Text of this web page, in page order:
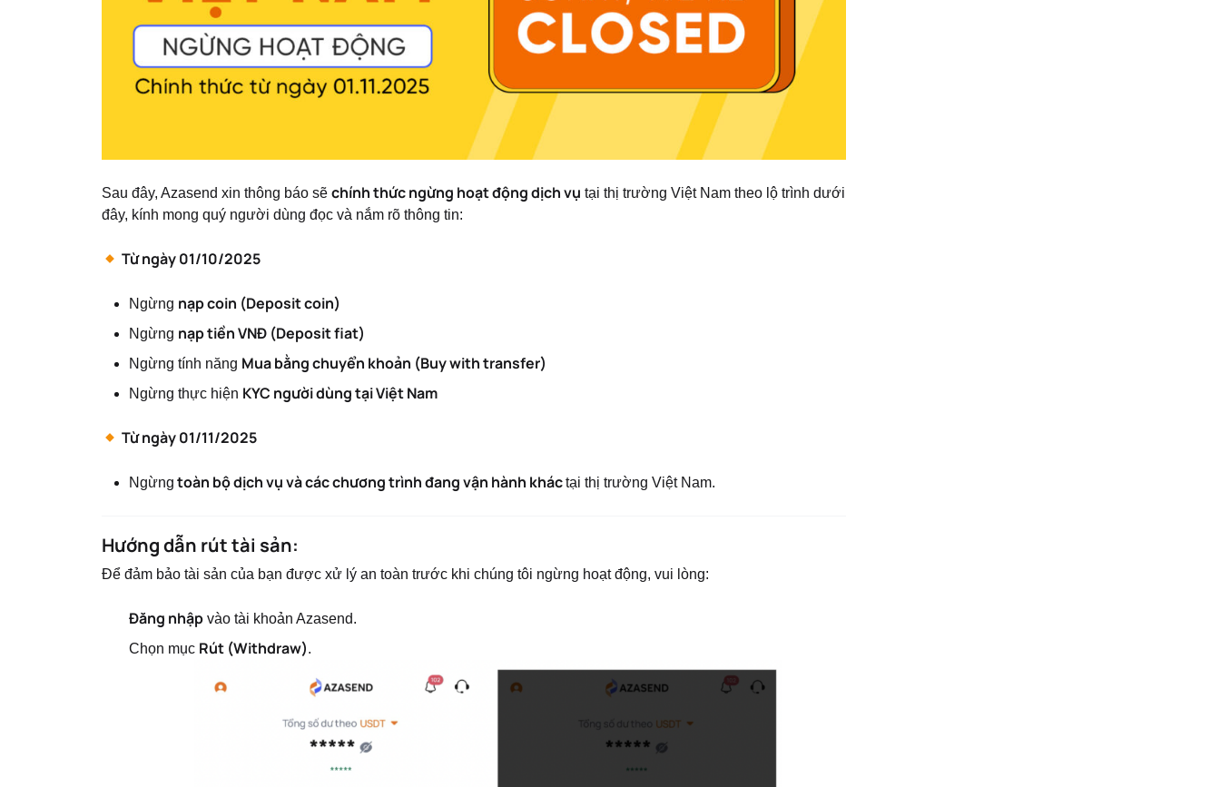
Sau đây, Azasend xin thông báo sẽ chính thức ngừng hoạt động dịch vụ tại thị trường Việt Nam theo lộ trình dưới
đây, kính mong quý người dùng đọc và nắm rõ thông tin:
Từ ngày 01/10/2025
Ngừng nạp coin (Deposit coin)
Ngừng nạp tiền VNĐ (Deposit fiat)
Ngừng tính năng Mua bằng chuyển khoản (Buy with transfer)
Ngừng thực hiện KYC người dùng tại Việt Nam
Từ ngày 01/11/2025
Ngừng toàn bộ dịch vụ và các chương trình đang vận hành kháctại thị trường Việt Nam.
Hướng dẫn rút tài sản:
Để đảm bảo tài sản của bạn được xử lý an toàn trước khi chúng tôi ngừng hoạt động, vui lòng:
Đăng nhập vào tài khoản Azasend.
Chọn mục Rút (Withdraw).